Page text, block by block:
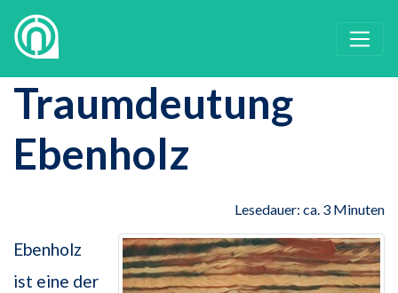
Traumdeutung
Ebenholz
Lesedauer: ca. 3 Minuten
Ebenholz
ist eine der